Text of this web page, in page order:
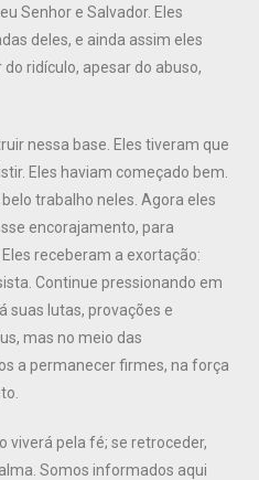
Senhor e Salvador. Eles
deles, e ainda assim eles
ridículo, apesar do abuso,
nessa base. Eles tiveram que
Eles haviam começado bem.
trabalho neles. Agora eles
encorajamento, para
receberam a exortação:
Continue pressionando em
suas lutas, provações e
mas no meio das
a permanecer firmes, na força
viverá pela fé; se retroceder,
Somos informados aqui